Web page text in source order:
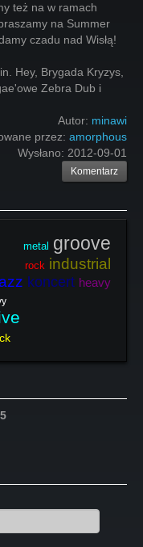
też na w ramach
na Summer
czadu nad Wisłą!
Hey, Brygada Kryzys,
Zebra Dub i
Autor: minawi
przez: amorphous
Wysłano: 2012-09-01
Komentarz
metal groove
rock industrial
koncert heavy
5